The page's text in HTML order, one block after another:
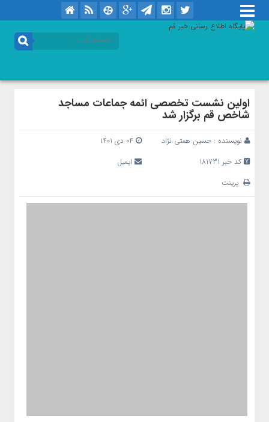
اولین نشست تخصصی ائمه جماعات مساجد
شاخص قم برگزار شد
نویسنده : حسین همتی نژاد
کد خبر 181731
ایمیل
پرینت